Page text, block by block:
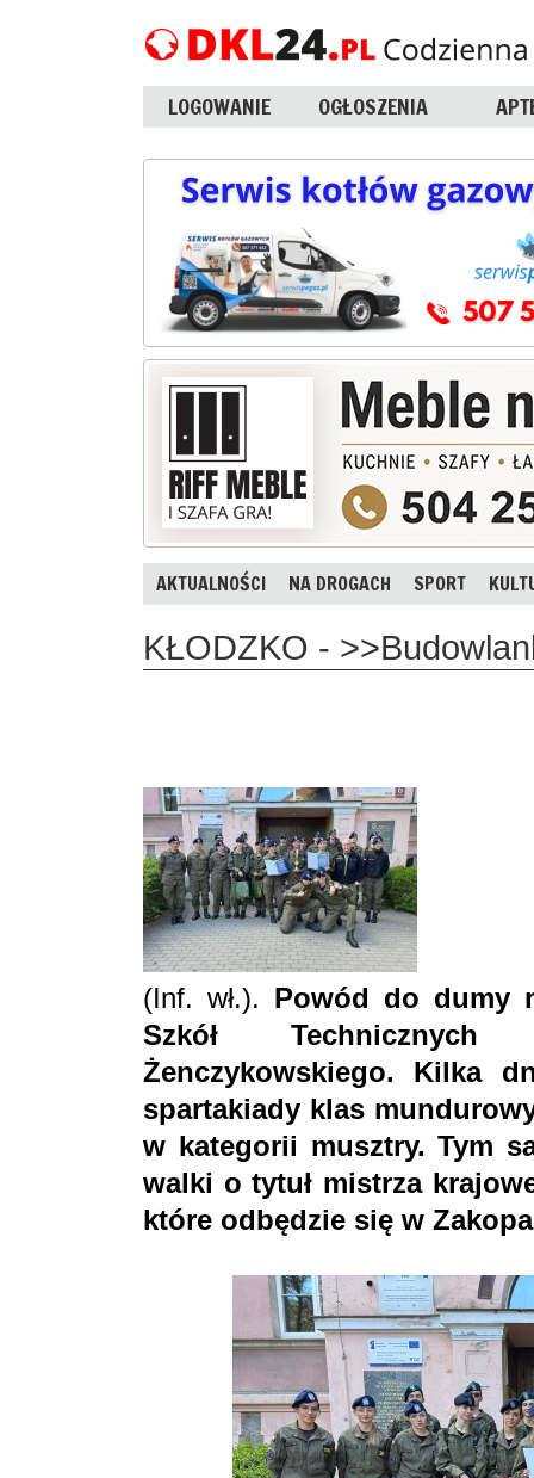
LOGOWANIE OGŁOSZENIA
AKTUALNOŚCI NA DROGACH SPORT
KŁODZKO -
(Inf. wł.). Powód do dumy
Szkół
Żenczykowskiego. Kilka
spartakiady klas
w kategorii musztry. Tym
walki o tytuł mistrza
które odbędzie się w